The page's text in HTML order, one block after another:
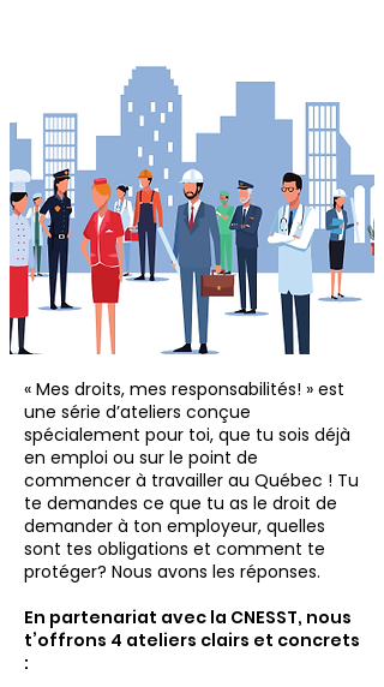
« Mes droits, mes responsabilités! » est
une série d’ateliers conçue
spécialement pour toi, que tu sois déjà
en emploi ou sur le point de
commencer à travailler au Québec ! Tu
te demandes ce que tu as le droit de
demander à ton employeur, quelles
sont tes obligations et comment te
protéger? Nous avons les réponses.
En partenariat avec la CNESST, nous
t’offrons 4 ateliers clairs et concrets
: